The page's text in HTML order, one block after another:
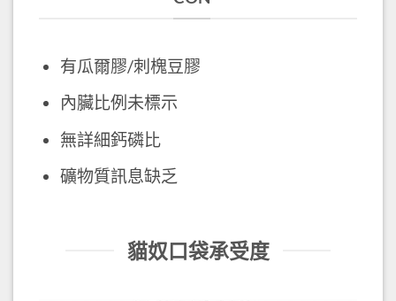
有瓜爾膠/刺槐豆膠
內臟比例未標示
無詳細鈣磷比
礦物質訊息缺乏
貓奴口袋承受度